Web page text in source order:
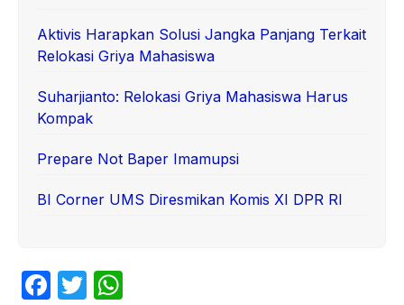
Aktivis Harapkan Solusi Jangka Panjang Terkait
Relokasi Griya Mahasiswa
Suharjianto: Relokasi Griya Mahasiswa Harus
Kompak
Prepare Not Baper Imamupsi
BI Corner UMS Diresmikan Komis XI DPR RI
F
T